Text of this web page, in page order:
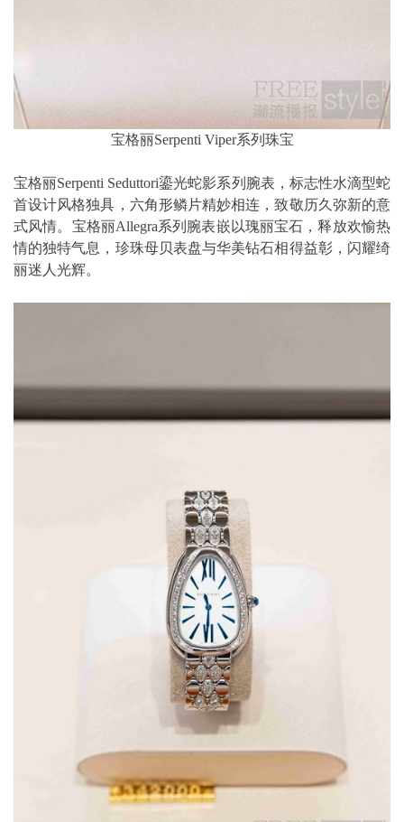
宝格丽Serpenti Viper系列珠宝
宝格丽Serpenti Seduttori鎏光蛇影系列腕表，标志性水滴型蛇
首设计风格独具，六角形鳞片精妙相连，致敬历久弥新的意
式风情。宝格丽Allegra系列腕表嵌以瑰丽宝石，释放欢愉热
情的独特气息，珍珠母贝表盘与华美钻石相得益彰，闪耀绮
丽迷人光辉。